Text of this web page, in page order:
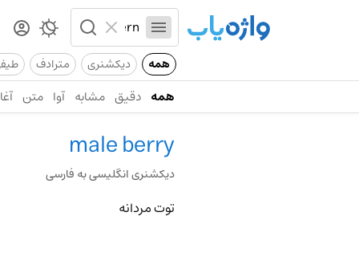
همه دیکشنری مترادف
همه دقیق مشابه آوا متن
male berry
دیکشنری انگلیسی به فارسی
توت مردانه